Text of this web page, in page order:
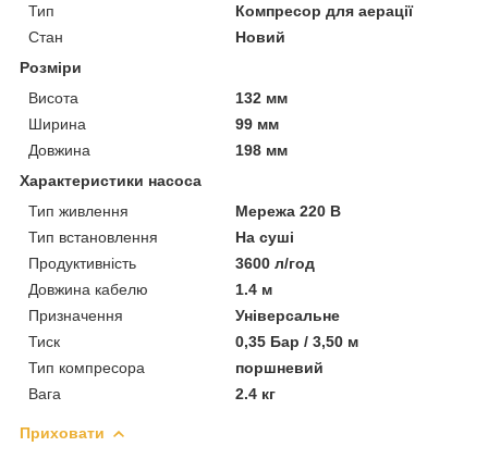
Тип
Компресор для аерації
Стан
Новий
Розміри
Висота
132 мм
Ширина
99 мм
Довжина
198 мм
Характеристики насоса
Тип живлення
Мережа 220 В
Тип встановлення
На суші
Продуктивність
3600 л/год
Довжина кабелю
1.4 м
Призначення
Універсальне
Тиск
0,35 Бар / 3,50 м
Тип компресора
поршневий
Вага
2.4 кг
Приховати